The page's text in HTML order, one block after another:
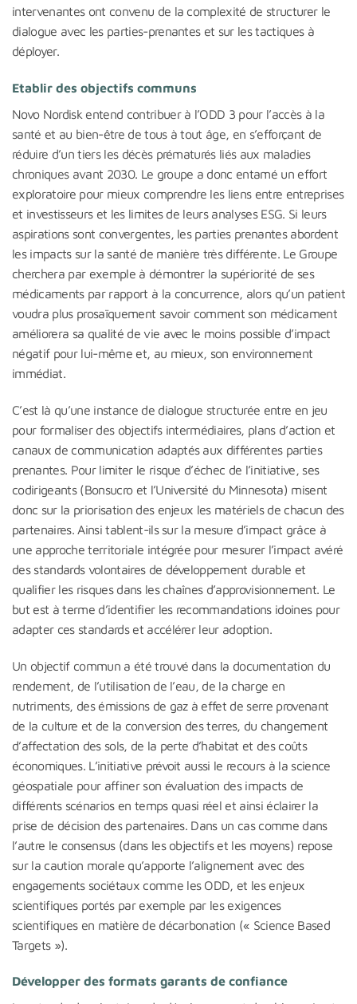
intervenantes ont convenu de la complexité de structurer le
dialogue avec les parties-prenantes et sur les tactiques à
déployer.
Etablir des objectifs communs
Novo Nordisk entend contribuer à l’ODD 3 pour l’accès à la
santé et au bien-être de tous à tout âge, en s’efforçant de
réduire d’un tiers les décès prématurés liés aux maladies
chroniques avant 2030. Le groupe a donc entamé un effort
exploratoire pour mieux comprendre les liens entre entreprises
et investisseurs et les limites de leurs analyses ESG. Si leurs
aspirations sont convergentes, les parties prenantes abordent
les impacts sur la santé de manière très différente. Le Groupe
cherchera par exemple à démontrer la supériorité de ses
médicaments par rapport à la concurrence, alors qu’un patient
voudra plus prosaïquement savoir comment son médicament
améliorera sa qualité de vie avec le moins possible d’impact
négatif pour lui-même et, au mieux, son environnement
immédiat.
C’est là qu’une instance de dialogue structurée entre en jeu
pour formaliser des objectifs intermédiaires, plans d’action et
canaux de communication adaptés aux différentes parties
prenantes. Pour limiter le risque d’échec de l’initiative, ses
codirigeants (Bonsucro et l’Université du Minnesota) misent
donc sur la priorisation des enjeux les matériels de chacun des
partenaires. Ainsi tablent-ils sur la mesure d’impact grâce à
une approche territoriale intégrée pour mesurer l’impact avéré
des standards volontaires de développement durable et
qualifier les risques dans les chaînes d’approvisionnement. Le
but est à terme d’identifier les recommandations idoines pour
adapter ces standards et accélérer leur adoption.
Un objectif commun a été trouvé dans la documentation du
rendement, de l’utilisation de l’eau, de la charge en
nutriments, des émissions de gaz à effet de serre provenant
de la culture et de la conversion des terres, du changement
d’affectation des sols, de la perte d’habitat et des coûts
économiques. L’initiative prévoit aussi le recours à la science
géospatiale pour affiner son évaluation des impacts de
différents scénarios en temps quasi réel et ainsi éclairer la
prise de décision des partenaires. Dans un cas comme dans
l’autre le consensus (dans les objectifs et les moyens) repose
sur la caution morale qu’apporte l’alignement avec des
engagements sociétaux comme les ODD, et les enjeux
scientifiques portés par exemple par les exigences
scientifiques en matière de décarbonation (« Science Based
Targets »).
Développer des formats garants de confiance